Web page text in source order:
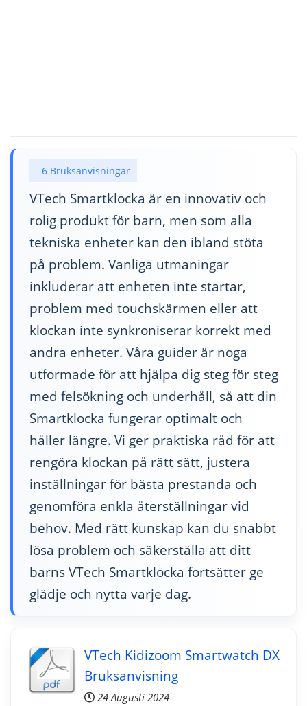
6 Bruksanvisningar
VTech Smartklocka är en innovativ och
rolig produkt för barn, men som alla
tekniska enheter kan den ibland stöta
på problem. Vanliga utmaningar
inkluderar att enheten inte startar,
problem med touchskärmen eller att
klockan inte synkroniserar korrekt med
andra enheter. Våra guider är noga
utformade för att hjälpa dig steg för steg
med felsökning och underhåll, så att din
Smartklocka fungerar optimalt och
håller längre. Vi ger praktiska råd för att
rengöra klockan på rätt sätt, justera
inställningar för bästa prestanda och
genomföra enkla återställningar vid
behov. Med rätt kunskap kan du snabbt
lösa problem och säkerställa att ditt
barns VTech Smartklocka fortsätter ge
glädje och nytta varje dag.
VTech Kidizoom Smartwatch DX
Bruksanvisning
24 Augusti 2024